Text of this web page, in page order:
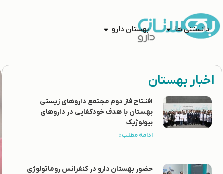
دانستنی ها بهستان دارو
اخبار بهستان
افتتاح فاز دوم مجتمع داروهای زیستی
بهستان با هدف خودکفایی در داروهای
بیولوژیک
ادامه مطلب »
حضور بهستان دارو در کنفرانس روماتولوژی